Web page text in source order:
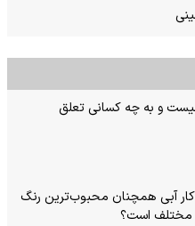
و به چه کسانی تعلق
آبی همچنان محبوب‌ترین رنگ
مختلف است؟